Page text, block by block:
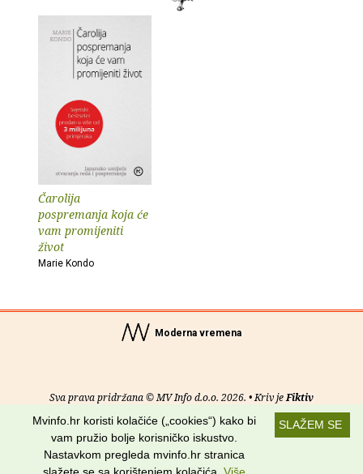
Čarolija
pospremanja koja će
vam promijeniti
život
Marie Kondo
Moderna vremena
Sva prava pridržana © MV Info d.o.o. 2026. • Kriv jeFiktiv
Uvjeti korištenja RSS kanali
Potraži nas na:
SLAŽEM SE
Mvinfo.hr koristi kolačiće („cookies“) kako bi
vam pružio bolje korisničko iskustvo.
Nastavkom pregleda mvinfo.hr stranica